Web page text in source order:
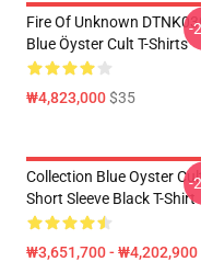
Fire Of Unknown
Blue Öyster Cult T-Shirts
₩4,823,000$35
-
Collection Blue Oyster
Short Sleeve Black T-Shirt
₩3,651,700 - ₩4,202,900
-